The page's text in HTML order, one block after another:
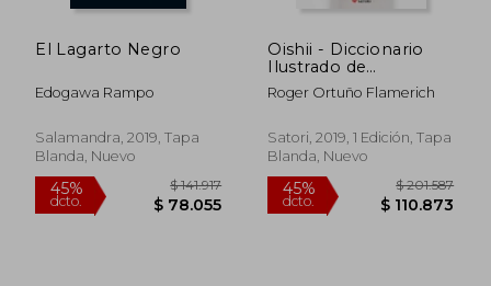
El Lagarto Negro
Edogawa Rampo
Salamandra, 2019, Tapa
Blanda, Nuevo
Oishii - Diccionario
Ilustrado de
Gastronomiía
Japonesa
Roger Ortuño Flamerich
Satori, 2019, 1 Edición, Tapa
Blanda, Nuevo